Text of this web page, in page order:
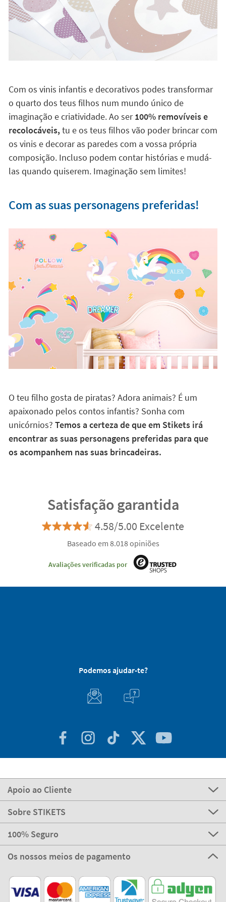
Com os vinis infantis e decorativos podes transformar
o quarto dos teus filhos num mundo único de
imaginação e criatividade. Ao ser100% removíveis e
recolocáveis, tu e os teus filhos vão poder brincar com
os vinis e decorar as paredes com a vossa própria
composição. Incluso podem contar histórias e mudá-
las quando quiserem. Imaginação sem limites!
Com as suas personagens preferidas!
O teu filho gosta de piratas? Adora animais? É um
apaixonado pelos contos infantis? Sonha com
unicórnios? Temos a certeza de que em Stikets irá
encontrar as suas personagens preferidas para que
os acompanhem nas suas brincadeiras.
Satisfação garantida
4.58/5.00 Excelente
Baseado em 8.018 opiniões
Avaliações verificadas por
Podemos ajudar-te?
Apoio ao Cliente
Sobre STIKETS
100% Seguro
Os nossos meios de pagamento